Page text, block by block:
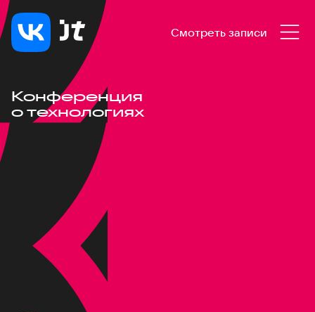
Смотреть записи
Конференция
о технологиях